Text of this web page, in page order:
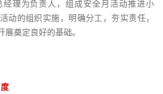
理为负责人，组成安全月活动推进小
动的组织实施，明确分工，夯实责任，
展奠定良好的基础。